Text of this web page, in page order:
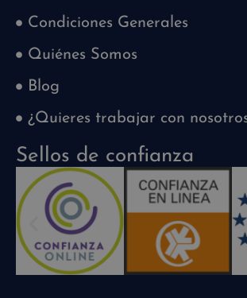
Condiciones Generales
Quiénes Somos
Blog
¿Quieres trabajar con
Sellos de confianza